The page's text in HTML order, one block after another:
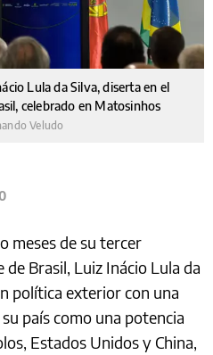
Lula da Silva, diserta en el
celebrado en Matosinhos
Veludo
meses de su tercer
Brasil, Luiz Inácio Lula da
política exterior con una
país como una potencia
Estados Unidos y China,